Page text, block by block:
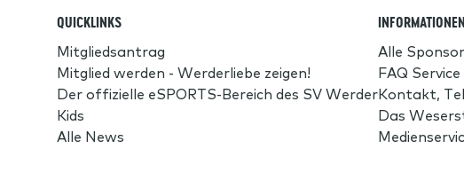
QUICKLINKS
Mitgliedsantrag
Mitglied werden - Werderliebe zeigen!
Der offizielle eSPORTS-Bereich des SV Werder
Kids
Alle News
INFORMATIONEN
Alle
FAQ
Kontakt,
Das